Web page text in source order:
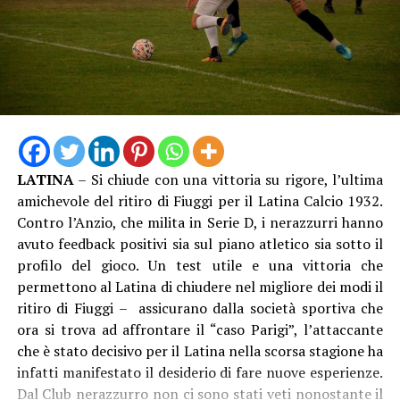
l’apprezzamento della Fondazione Milano Cortina 2026,
che ha voluto congratularsi con la comunità e
ringraziarla con questo significativo omaggio. È il segno
tangibile di una città capace di unirsi, di accogliere
grandi eventi e di proiettarsi con entusiasmo verso i
LATINA– Si chiude con una vittoria su rigore, l’ultima
amichevole del ritiro di Fiuggi per il Latina Calcio 1932.
Contro l’Anzio, che milita in Serie D, i nerazzurri hanno
avuto feedback positivi sia sul piano atletico sia sotto il
profilo del gioco. Un test utile e una vittoria che
permettono al Latina di chiudere nel migliore dei modi il
ritiro di Fiuggi – assicurano dalla società sportiva che
ora si trova ad affrontare il “caso Parigi”, l’attaccante
che è stato decisivo per il Latina nella scorsa stagione ha
infatti manifestato il desiderio di fare nuove esperienze.
Dal Club nerazzurro non ci sono stati veti nonostante il